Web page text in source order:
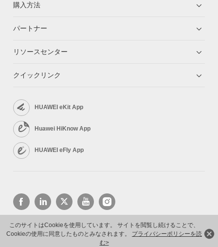
このサイトはCookieを使用しています。 サイトを閲覧し続けることで、
Cookieの使用に同意したものとみなされます。 プライバシーポリシーを読
む>
購入方法
パートナー
リソースセンター
クイックリンク
HUAWEI eKit App
Huawei HiKnow App
HUAWEI eFly App
Copyright © 2026 Huawei Technologies Co., Ltd. All rights reserved.
プライバシーポリシー